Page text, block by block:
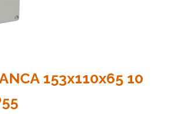
153x110x65 10